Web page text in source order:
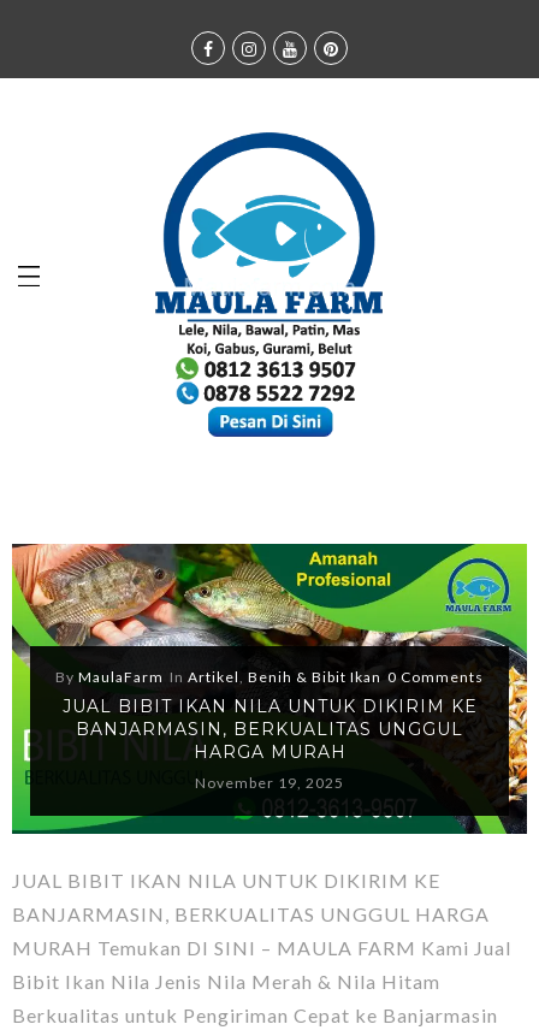
By MaulaFarm In Artikel, Benih & Bibit Ikan 0 Comments
JUAL BIBIT IKAN NILA UNTUK DIKIRIM KE
BANJARMASIN, BERKUALITAS UNGGUL
HARGA MURAH
November 19, 2025
JUAL BIBIT IKAN NILA UNTUK DIKIRIM KE
BANJARMASIN, BERKUALITAS UNGGUL HARGA
MURAH Temukan DI SINI – MAULA FARM Kami Jual
Bibit Ikan Nila Jenis Nila Merah & Nila Hitam
Berkualitas untuk Pengiriman Cepat ke Banjarmasin